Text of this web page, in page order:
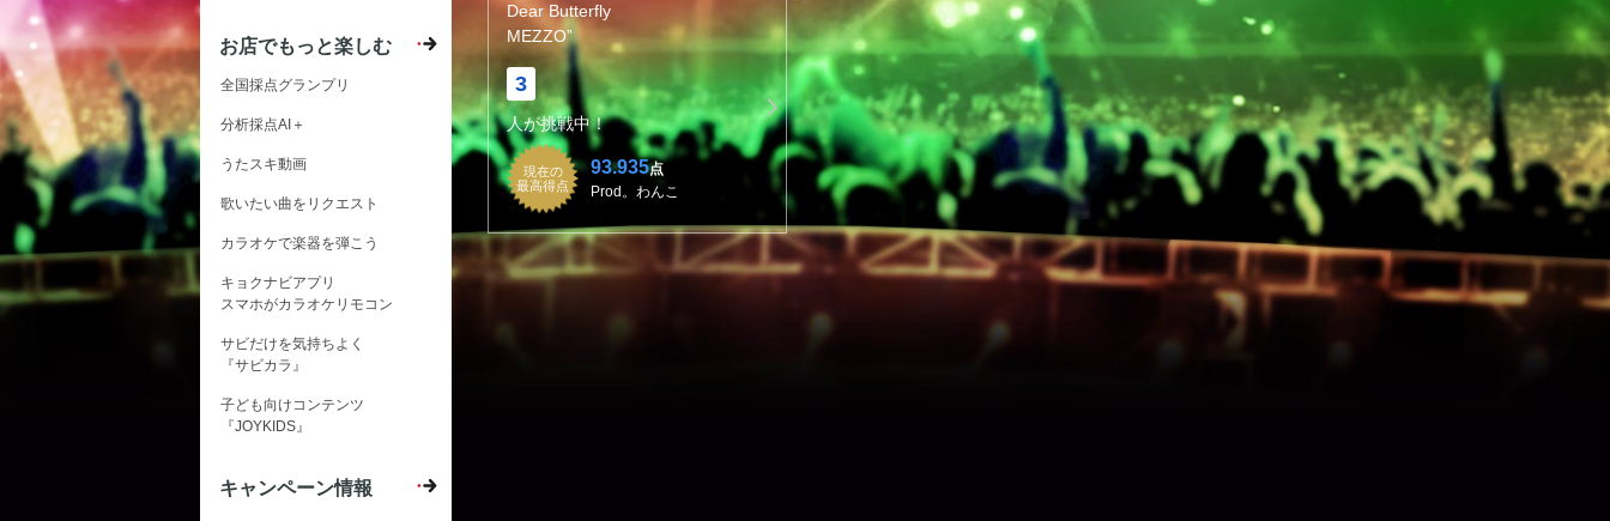
Dear Butterfly
MEZZO”
3
人が挑戦中！
現在の
最高得点
93.935点
Prod。わんこ
お店でもっと楽しむ
全国採点グランプリ
分析採点AI＋
うたスキ動画
歌いたい曲をリクエスト
カラオケで楽器を弾こう
キョクナビアプリ
スマホがカラオケリモコン
サビだけを気持ちよく
『サビカラ』
子ども向けコンテンツ
『JOYKIDS』
キャンペーン情報